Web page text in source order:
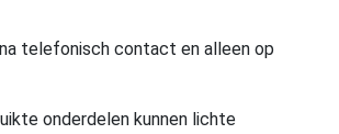
telefonisch contact en alleen op
onderdelen kunnen lichte